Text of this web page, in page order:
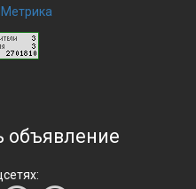
объявление